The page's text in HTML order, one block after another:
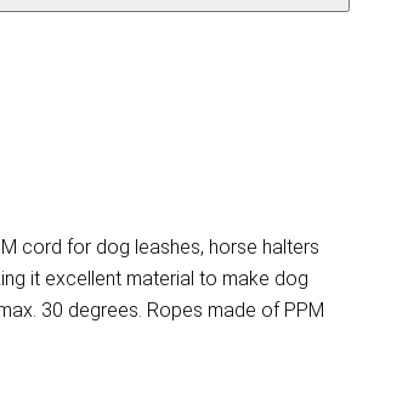
cord for dog leashes, horse halters
it excellent material to make dog
30 degrees. Ropes made of PPM